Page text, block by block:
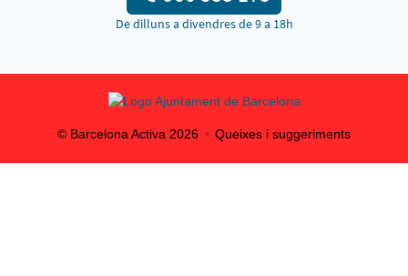
De dilluns a divendres de 9 a 18h
© Barcelona Activa 2026 Queixes i suggeriments